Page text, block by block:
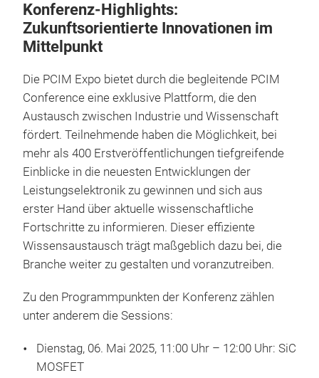
Konferenz-Highlights:
Zukunftsorientierte Innovationen im
Mittelpunkt
Die PCIM Expo bietet durch die begleitende PCIM
Conference eine exklusive Plattform, die den
Austausch zwischen Industrie und Wissenschaft
fördert. Teilnehmende haben die Möglichkeit, bei
mehr als 400 Erstveröffentlichungen tiefgreifende
Einblicke in die neuesten Entwicklungen der
Leistungselektronik zu gewinnen und sich aus
erster Hand über aktuelle wissenschaftliche
Fortschritte zu informieren. Dieser effiziente
Wissensaustausch trägt maßgeblich dazu bei, die
Branche weiter zu gestalten und voranzutreiben.
Zu den Programmpunkten der Konferenz zählen
unter anderem die Sessions:
Dienstag, 06. Mai 2025, 11:00 Uhr – 12:00 Uhr: SiC
MOSFET